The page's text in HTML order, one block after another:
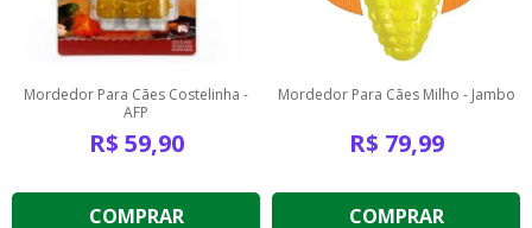
Mordedor Para Cães Costelinha -
AFP
R$ 59,90
COMPRAR
Mordedor Para Cães Milho - Jambo
R$ 79,99
COMPRAR